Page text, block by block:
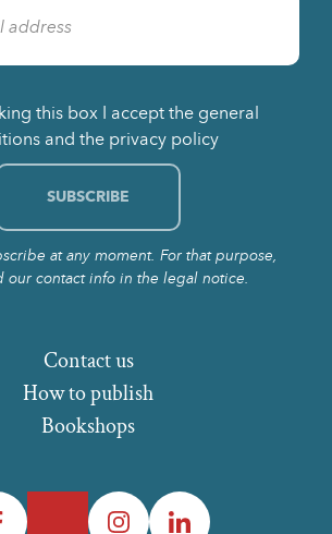
this box I accept the general
and the privacy policy
at any moment. For that purpose,
our contact info in the legal notice.
How to publish
Bookshops
Contact us
InstagramLinkedIn